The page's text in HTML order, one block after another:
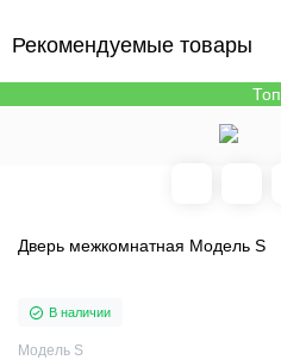
Рекомендуемые товары
Топ
Дверь межкомнатная Модель S
В наличии
Модель S